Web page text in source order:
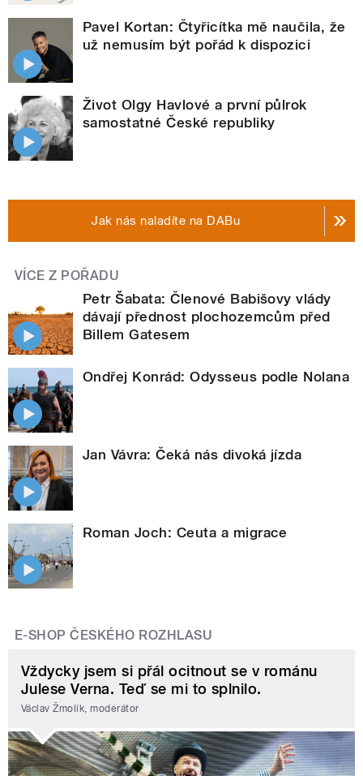
Pavel Kortan: Čtyřicítka mě naučila, že
už nemusím být pořád k dispozici
Život Olgy Havlové a první půlrok
samostatné České republiky
Jak nás naladíte na DABu
VÍCE Z POŘADU
Petr Šabata: Členové Babišovy vlády
dávají přednost plochozemcům před
Billem Gatesem
Ondřej Konrád: Odysseus podle Nolana
Jan Vávra: Čeká nás divoká jízda
Roman Joch: Ceuta a migrace
E-SHOP ČESKÉHO ROZHLASU
Vždycky jsem si přál ocitnout se v románu
Julese Verna. Teď se mi to splnilo.
Václav Žmolík, moderátor